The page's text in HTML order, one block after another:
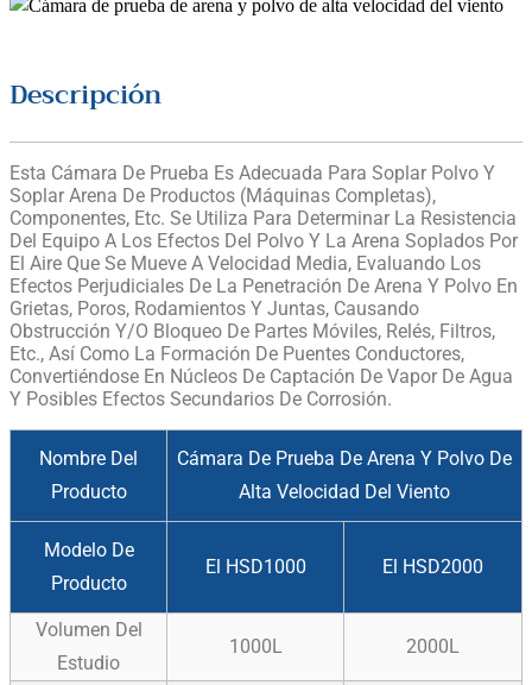
Descripción
Esta Cámara De Prueba Es Adecuada Para Soplar Polvo Y
Soplar Arena De Productos (máquinas Completas),
Componentes, Etc. Se Utiliza Para Determinar La Resistencia
Del Equipo A Los Efectos Del Polvo Y La Arena Soplados Por
El Aire Que Se Mueve A Velocidad Media, Evaluando Los
Efectos Perjudiciales De La Penetración De Arena Y Polvo En
Grietas, Poros, Rodamientos Y Juntas, Causando
Obstrucción Y/o Bloqueo De Partes Móviles, Relés, Filtros,
Etc., Así Como La Formación De Puentes Conductores,
Convertiéndose En Núcleos De Captación De Vapor De Agua
Y Posibles Efectos Secundarios De Corrosión.
Nombre Del
Producto
Cámara De Prueba De Arena Y Polvo De
Alta Velocidad Del Viento
Modelo De
Producto
El HSD1000 El HSD2000
Volumen Del
Estudio
1000L 2000L